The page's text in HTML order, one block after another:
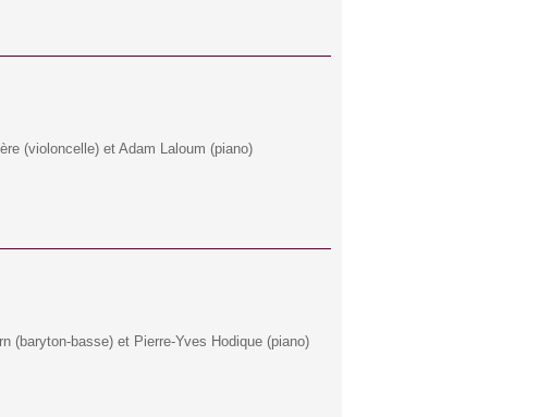
(violoncelle) et Adam Laloum (piano)
(baryton-basse) et Pierre-Yves Hodique (piano)